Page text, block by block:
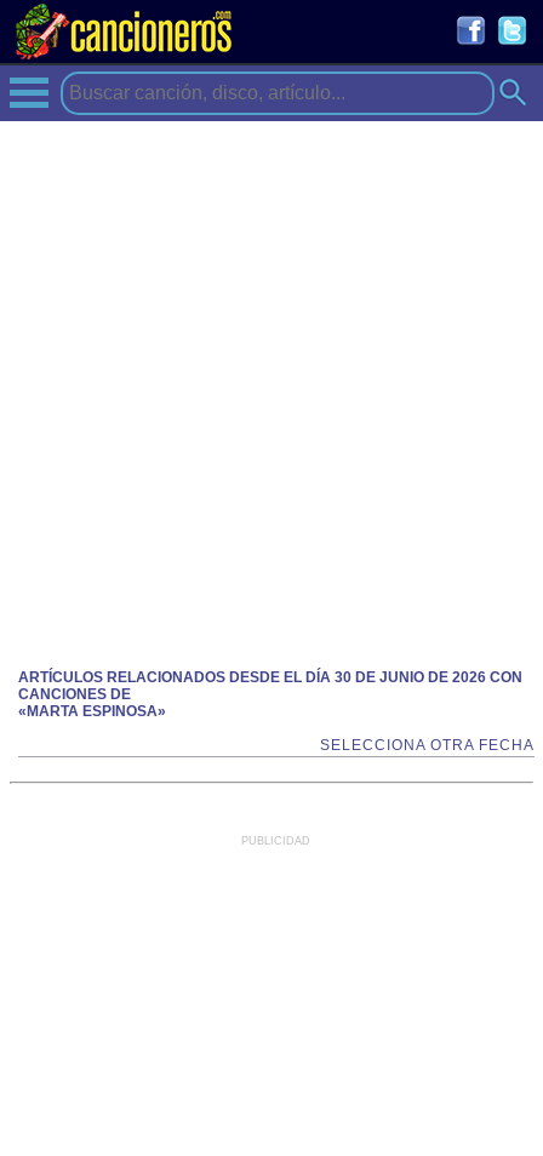
ARTÍCULOS RELACIONADOS DESDE EL DÍA 30 DE JUNIO DE 2026 CON
CANCIONES DE
«MARTA ESPINOSA»
SELECCIONA OTRA FECHA
PUBLICIDAD